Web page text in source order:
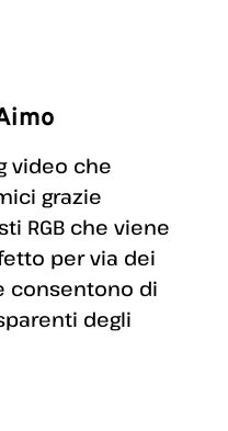
video che
grazie
RGB che viene
per via dei
consentono di
degli